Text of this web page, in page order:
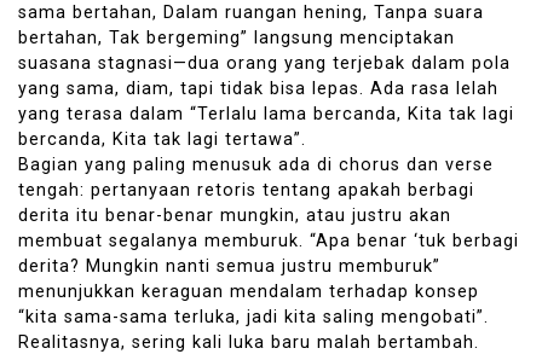
sama bertahan, Dalam ruangan hening, Tanpa suara
bertahan, Tak bergeming” langsung menciptakan
suasana stagnasi—dua orang yang terjebak dalam pola
yang sama, diam, tapi tidak bisa lepas. Ada rasa lelah
yang terasa dalam “Terlalu lama bercanda, Kita tak lagi
bercanda, Kita tak lagi tertawa”.
Bagian yang paling menusuk ada di chorus dan verse
tengah: pertanyaan retoris tentang apakah berbagi
derita itu benar-benar mungkin, atau justru akan
membuat segalanya memburuk. “Apa benar ‘tuk berbagi
derita? Mungkin nanti semua justru memburuk”
menunjukkan keraguan mendalam terhadap konsep
“kita sama-sama terluka, jadi kita saling mengobati”.
Realitasnya, sering kali luka baru malah bertambah.